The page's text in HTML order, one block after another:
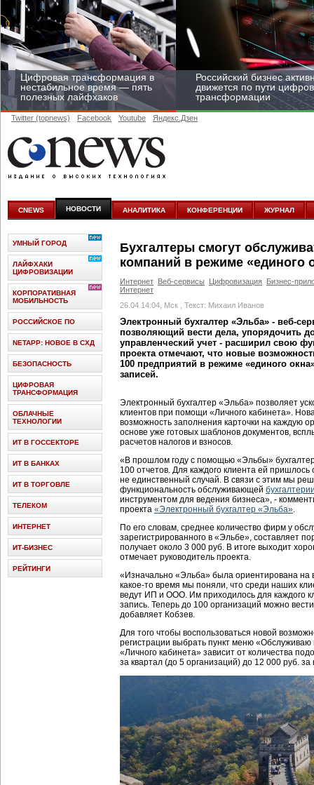
Цифровая трансформация в
нестабильное время — пять
полезных лайфхаков
Российский бизнес
движется по пути
трансформации
цифровизироваться со
скоростью крупных
корпораций
Twitter (topnews) Facebook Youtube Яндекс.Дзен
CNEWS НОВОСТИ АНАЛИТИКА КОНФЕРЕНЦИИ ЖУРНАЛ
Бухгалтеры смогут
компаний в режиме «единого
Интернет Веб-сервисы Цифровизация Бизнес-
Интернет
26.04 14:04, Мск , Текст: Михаил Иванов
Электронный бухгалтер «Эльба» - веб-
позволяющий вести дела, упорядочить
управленческий учет - расширил свою
проекта отмечают, что новые
100 предприятий в режиме «единого
записей.
Электронный бухгалтер «Эльба» позволяет
клиентов при помощи «Личного кабинета».
возможность заполнения карточки на каждую
основе уже готовых шаблонов документов,
расчетов налогов и взносов.
«В прошлом году с помощью «Эльбы»
100 отчетов. Для каждого клиента ей пришлось
не единственный случай. В связи с этим мы
функциональность обслуживающей
инструментом для ведения бизнеса», -
проекта «Электронный бухгалтер «Эльба».
По его словам, среднее количество фирм у
зарегистрированного в «Эльбе», составляет
получает около 3 000 руб. В итоге выходит
отмечает руководитель проекта.
«Изначально «Эльба» была ориентирована на
какое-то время мы поняли, что среди наших
ведут ИП и ООО. Им приходилось для каждого
запись. Теперь до 100 организаций можно
добавляет Кобзев.
Для того чтобы воспользоваться новой
регистрации выбрать пункт меню
«Личного кабинета» зависит от количества
за квартал (до 5 организаций) до 12 000 руб.
УМНЫЙ ГОРОД
ЛАЙФХАКИ
ЦИФРОВИЗАЦИИ
КОРПОРАТИВНАЯ
МОБИЛЬНОСТЬ
РОССИЙСКОЕ ПО
NETAPP: НОВОЕ В СХД
БЕЗОПАСНОСТЬ
ЦИФРОВАЯ
ТРАНСФОРМАЦИЯ
ОБЛАЧНЫЕ
ТЕХНОЛОГИИ
ИТ В ГОССЕКТОРЕ
ИТ В БАНКАХ
ИТ В ТОРГОВЛЕ
ТЕЛЕКОМ
ИНТЕРНЕТ
ИТ-БИЗНЕС
РЕЙТИНГИ